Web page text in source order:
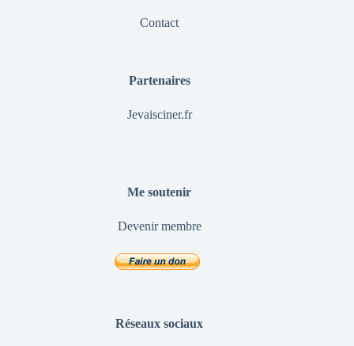
Contact
Partenaires
Jevaisciner.fr
Me soutenir
Devenir membre
Réseaux sociaux